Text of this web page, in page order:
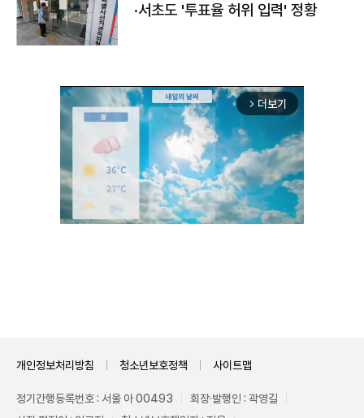
·서초도 '투표율 허위 입력' 정황
arrow_forward_ios 더보기
개인정보처리방침 청소년보호정책 사이트맵
정기간행등록번호 : 서울 아 00493
회장·발행인 : 곽영길